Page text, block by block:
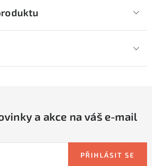
a akce na váš e-mail
PŘIHLÁSIT SE